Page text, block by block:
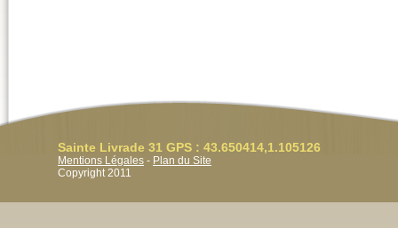
Sainte Livrade 31 GPS : 43.650414,1.105126
Mentions Légales - Plan du Site
Copyright 2011